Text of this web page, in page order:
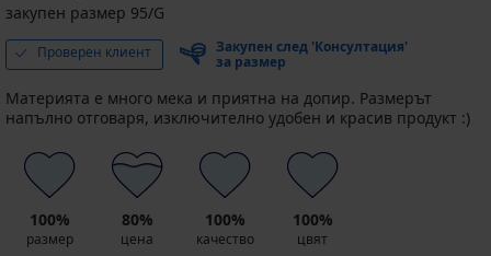
закупен размер 95/G
Проверен клиент
Закупен след 'Консултация'
за размер
Материята е много мека и приятна на допир. Размерът
напълно отговаря, изключително удобен и красив продукт :)
100%
размер
80%
цена
100%
качество
100%
цвят